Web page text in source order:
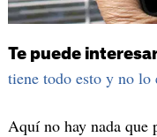
Te puede
tiene todo esto y no lo
Aquí no hay nada que